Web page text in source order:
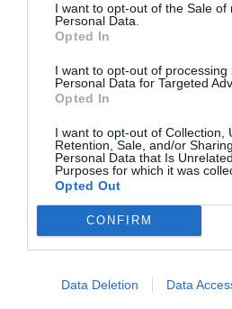
I want to opt-out of the Sale of
Personal Data.
Opted In
I want to opt-out of processing
Personal Data for Targeted
Opted In
I want to opt-out of Collection,
Retention, Sale, and/or
Personal Data that Is
Purposes for which it was
Opted Out
CONFIRM
Data Deletion Data
declara, tras lo que concluye
«finalmente, se realizará la
cabo la convocatoria pública
adjudicación».
AñadirEl Farmacéutico
de Google de forma
Mantente informado con las
ACTIVAR AHORA